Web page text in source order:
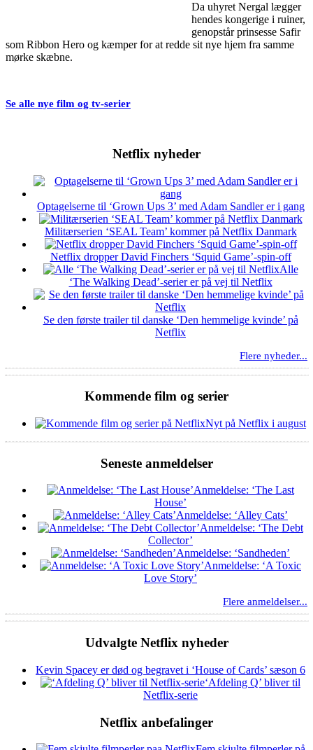
Da uhyret Nergal lægger
hendes kongerige i ruiner,
genopstår prinsesse Safir
som Ribbon Hero og kæmper for at redde sit nye hjem fra samme
mørke skæbne.
Se alle nye film og tv-serier
Netflix nyheder
Optagelserne til ‘Grown Ups 3’ med Adam Sandler er i gang
Militærserien ‘SEAL Team’ kommer på Netflix Danmark
Netflix dropper David Finchers ‘Squid Game’-spin-off
Alle
‘The Walking Dead’-serier er på vej til Netflix
Se den første trailer til danske ‘Den hemmelige kvinde’ på
Netflix
Flere nyheder...
Kommende film og serier
Nyt på Netflix i august
Seneste anmeldelser
Anmeldelse: ‘The Last
House’
Anmeldelse: ‘Alley Cats’
Anmeldelse: ‘The Debt
Collector’
Anmeldelse: ‘Sandheden’
Anmeldelse: ‘A Toxic
Love Story’
Flere anmeldelser...
Udvalgte Netflix nyheder
Kevin Spacey er død og begravet i ‘House of Cards’ sæson 6
‘Afdeling Q’ bliver til
Netflix-serie
Netflix anbefalinger